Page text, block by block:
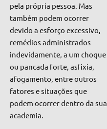
pela própria pessoa. Mas
também podem ocorrer
devido a esforço excessivo,
remédios administrados
indevidamente, a um choque
ou pancada forte, asfixia,
afogamento, entre outros
fatores e situações que
podem ocorrer dentro da sua
academia.